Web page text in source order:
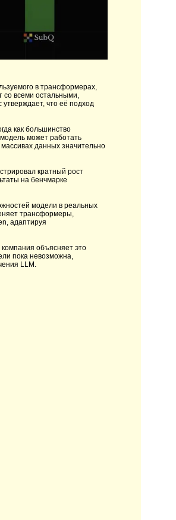
в трансформерах,
со всеми остальными,
что её подход
как большинство
может работать
данных значительно
кратный рост
на бенчмарке
модели в реальных
трансформеры,
адаптируя
объясняет это
пока невозможна,
LLM.